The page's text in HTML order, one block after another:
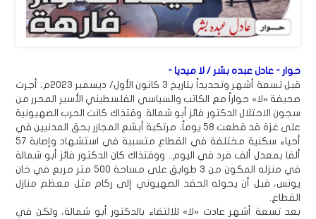
حوار - عادل عبده بشر / لا ميديا -
قبل تسعة أشهر وتحديداً بتاريخ 3 كانون الأول/ ديسمبر 2023م، أجرت
صحيفة «لا» حواراً مع الكاتب والسياسي الفلسطيني الأسير المحرر من
سجون الاحتلال الدكتور فائز أبو شمالة. وقتذاك كانت الحرب الصهيونية
على غزة قد قطعت 58 يوماً، مرتكبة أبشع المجازر بحق المدنيين في
أحياء سكنية مختلفة في القطاع متسببة في استشهاد وإصابة 57
ألفا بمعدل ألف فرد في اليوم.. ووقتذاك كان الدكتور فائز أبو شمالة
في منزله المكون من 3 طوابق على مساحة 500 متر مربع في خان
يونس، قبل أن يحوله الحقد الصهيوني إلى ركام مثل معظم منازل
القطاع.
بعد تسعة أشهر عادت «لا» للالتقاء بالدكتور أبو شمالة، ولكن في